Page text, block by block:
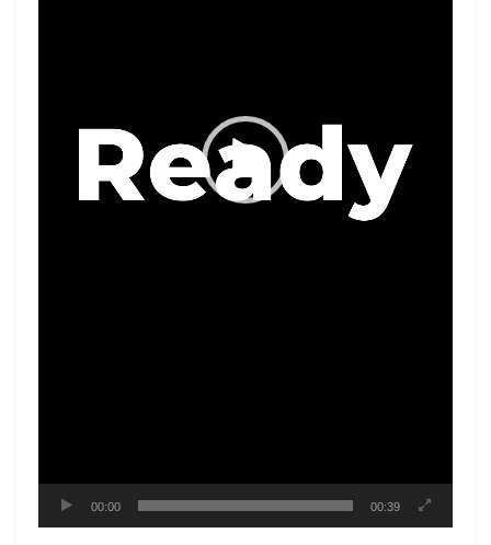
00:00 00:39